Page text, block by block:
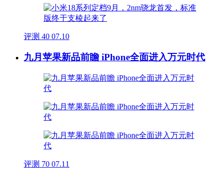
评测 40 07.10
九月苹果新品前瞻 iPhone全面进入万元时代
评测 70 07.11